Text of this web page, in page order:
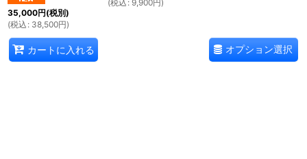
35,000円(税別)
(税込 : 38,500円)
カートに入れる
(税込 : 9,900円)
オプション選択